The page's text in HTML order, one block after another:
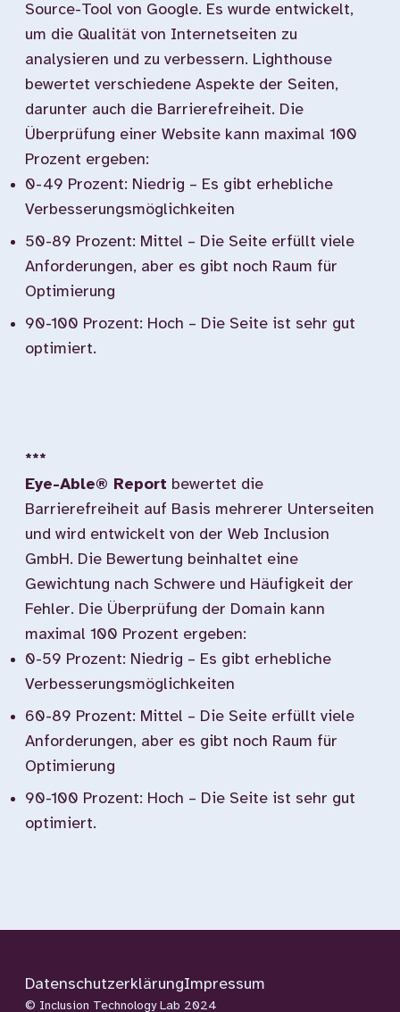
Source-Tool von Google. Es wurde entwickelt,
um die Qualität von Internetseiten zu
analysieren und zu verbessern. Lighthouse
bewertet verschiedene Aspekte der Seiten,
darunter auch die Barrierefreiheit. Die
Überprüfung einer Website kann maximal 100
Prozent ergeben:
0-49 Prozent: Niedrig – Es gibt erhebliche
Verbesserungsmöglichkeiten
50-89 Prozent: Mittel – Die Seite erfüllt viele
Anforderungen, aber es gibt noch Raum für
Optimierung
90-100 Prozent: Hoch – Die Seite ist sehr gut
optimiert.
***
Eye-Able® Report bewertet die
Barrierefreiheit auf Basis mehrerer Unterseiten
und wird entwickelt von der Web Inclusion
GmbH. Die Bewertung beinhaltet eine
Gewichtung nach Schwere und Häufigkeit der
Fehler. Die Überprüfung der Domain kann
maximal 100 Prozent ergeben:
0-59 Prozent: Niedrig – Es gibt erhebliche
Verbesserungsmöglichkeiten
60-89 Prozent: Mittel – Die Seite erfüllt viele
Anforderungen, aber es gibt noch Raum für
Optimierung
90-100 Prozent: Hoch – Die Seite ist sehr gut
optimiert.
DatenschutzerklärungImpressum
© Inclusion Technology Lab 2024